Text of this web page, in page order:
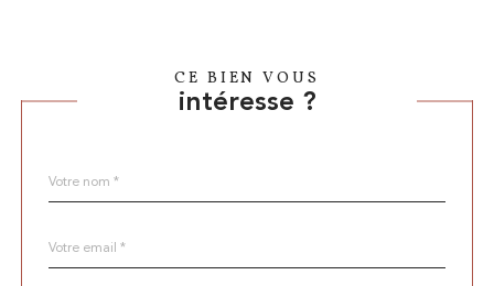
CE BIEN VOUS
intéresse ?
*
*